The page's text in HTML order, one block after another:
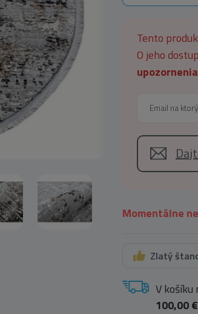
Tento
O jeho
Momentálne
Zlatý
V
100,00 €